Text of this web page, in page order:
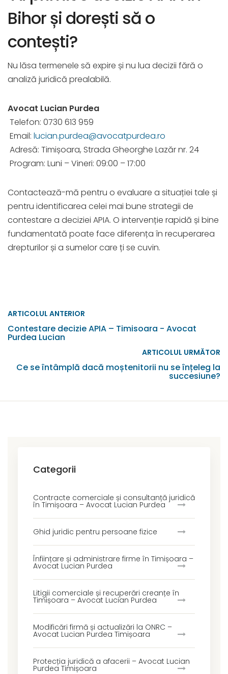
Bihor și dorești să o
contești?
Nu lăsa termenele să expire și nu lua decizii fără o
analiză juridică prealabilă.
Avocat Lucian Purdea
Telefon: 0730 613 959
Email: lucian.purdea@avocatpurdea.ro
Adresă: Timișoara, Strada Gheorghe Lazăr nr. 24
Program: Luni – Vineri: 09:00 – 17:00
Contactează-mă pentru o evaluare a situației tale și
pentru identificarea celei mai bune strategii de
contestare a deciziei APIA. O intervenție rapidă și bine
fundamentată poate face diferența în recuperarea
drepturilor și a sumelor care ți se cuvin.
ARTICOLUL ANTERIOR
Contestare decizie APIA – Timisoara - Avocat
Purdea Lucian
ARTICOLUL URMĂTOR
Ce se întâmplă dacă moștenitorii nu se înțeleg la
succesiune?
Categorii
Contracte comerciale și consultanță juridică
în Timișoara – Avocat Lucian Purdea
Ghid juridic pentru persoane fizice
Înființare și administrare firme în Timișoara –
Avocat Lucian Purdea
Litigii comerciale și recuperări creanțe în
Timișoara – Avocat Lucian Purdea
Modificări firmă și actualizări la ONRC –
Avocat Lucian Purdea Timișoara
Protecția juridică a afacerii – Avocat Lucian
Purdea Timișoara